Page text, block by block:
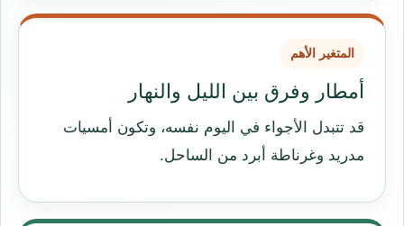
المتغير الأهم
أمطار وفرق بين الليل والنهار
قد تتبدل الأجواء في اليوم نفسه، وتكون أمسيات
مدريد وغرناطة أبرد من الساحل.